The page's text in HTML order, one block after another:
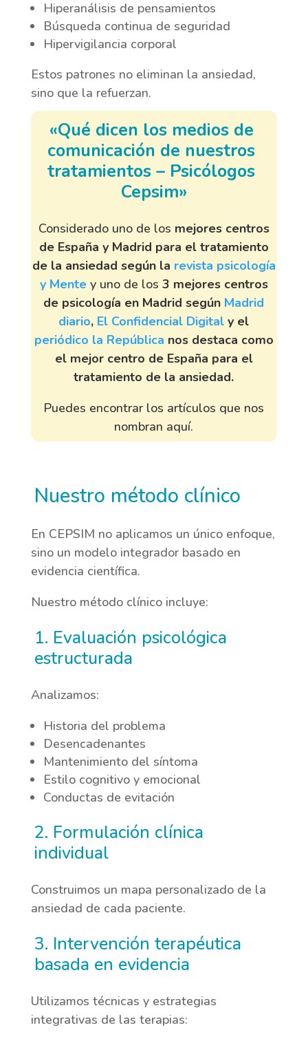
Hiperanálisis de pensamientos
Búsqueda continua de seguridad
Hipervigilancia corporal
Estos patrones no eliminan la ansiedad,
sino que la refuerzan.
«Qué dicen los medios de
comunicación de nuestros
tratamientos – Psicólogos
Cepsim»
Considerado uno de los mejores centros
de España y Madrid para el tratamiento
de la ansiedad según la revista psicología
y Mentey uno de los 3 mejores centros
de psicología en Madrid según Madrid
diario, El Confidencial Digital y el
periódico la República nos destaca como
el mejor centro de España para el
tratamiento de la ansiedad.
Puedes encontrar los artículos que nos
nombran aquí.
Nuestro método clínico
En CEPSIM no aplicamos un único enfoque,
sino un modelo integrador basado en
evidencia científica.
Nuestro método clínico incluye:
1. Evaluación psicológica
estructurada
Analizamos:
Historia del problema
Desencadenantes
Mantenimiento del síntoma
Estilo cognitivo y emocional
Conductas de evitación
2. Formulación clínica
individual
Construimos un mapa personalizado de la
ansiedad de cada paciente.
3. Intervención terapéutica
basada en evidencia
Utilizamos técnicas y estrategias
integrativas de las terapias: